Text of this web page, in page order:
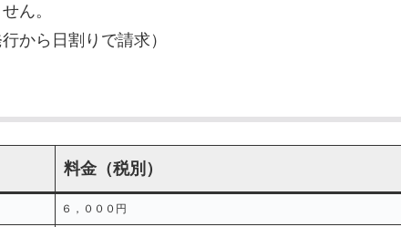
ん。
から日割りで請求）
料金（税別）
６，０００円